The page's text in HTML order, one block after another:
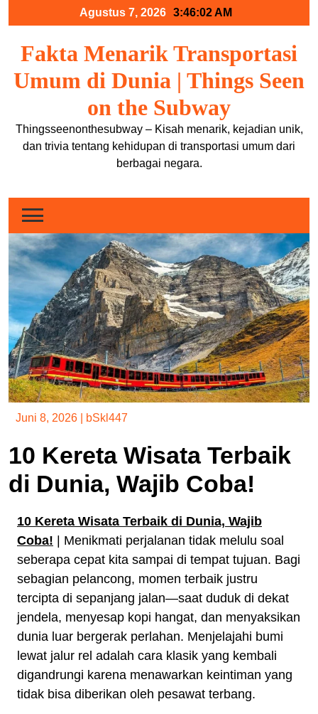
Agustus 7, 2026 3:46:03 AM
Fakta Menarik Transportasi
Umum di Dunia | Things Seen
on the Subway
Thingsseenonthesubway – Kisah menarik, kejadian unik,
dan trivia tentang kehidupan di transportasi umum dari
berbagai negara.
Juni 8, 2026 bSkl447
10 Kereta Wisata Terbaik
di Dunia, Wajib Coba!
10 Kereta Wisata Terbaik di Dunia, Wajib
Coba! | Menikmati perjalanan tidak melulu soal
seberapa cepat kita sampai di tempat tujuan. Bagi
sebagian pelancong, momen terbaik justru
tercipta di sepanjang jalan—saat duduk di dekat
jendela, menyesap kopi hangat, dan menyaksikan
dunia luar bergerak perlahan. Menjelajahi bumi
lewat jalur rel adalah cara klasik yang kembali
digandrungi karena menawarkan keintiman yang
tidak bisa diberikan oleh pesawat terbang.